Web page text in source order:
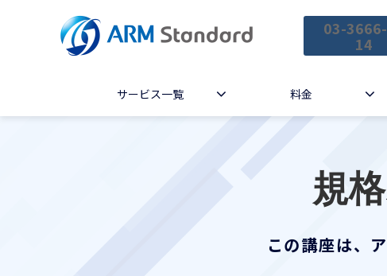
03-
14
サービス一覧 料金
規
この講座は、